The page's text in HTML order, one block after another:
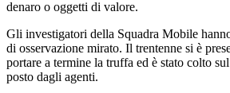
denaro o oggetti di valore.
Gli investigatori della Squadra Mobile
di osservazione mirato. Il trentenne si è
portare a termine la truffa ed è stato colto
posto dagli agenti.